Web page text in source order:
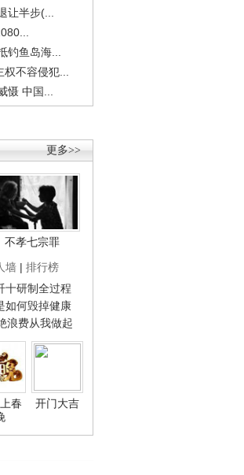
让半步(...
钓鱼岛海...
不容侵犯...
慑 中国...
更多>>
不孝七宗罪
墙 | 排行榜
十研制全过程
如何毁掉健康
浪费从我做起
春
开门大吉